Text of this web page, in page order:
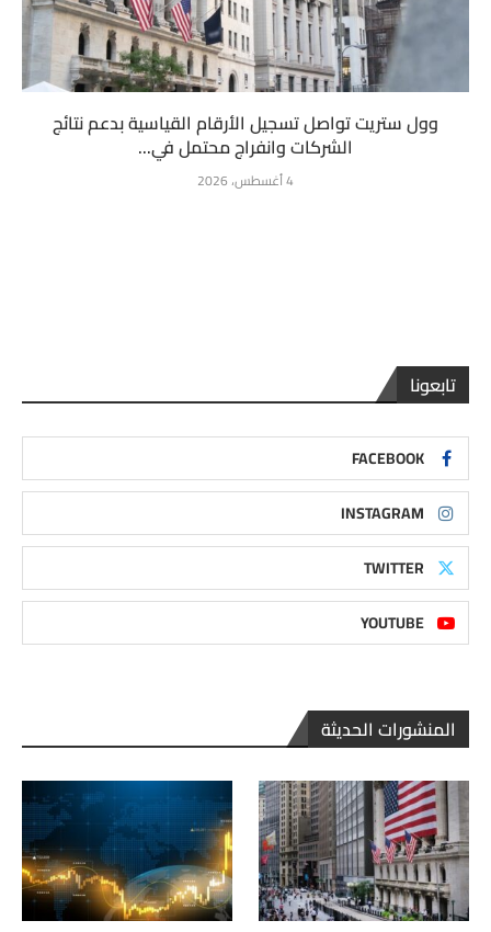
وول ستريت تواصل تسجيل الأرقام القياسية بدعم نتائج
الشركات وانفراج محتمل في...
4 أغسطس، 2026
تابعونا
FACEBOOK
INSTAGRAM
TWITTER
YOUTUBE
المنشورات الحديثة